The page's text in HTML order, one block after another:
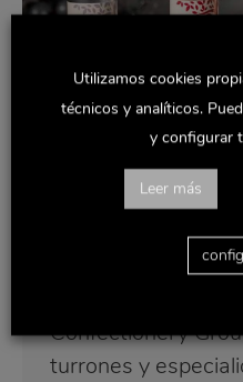
Confectionery
turrones y
Utilizamos cookies
técnicos y analíticos.
y configurar
Leer más